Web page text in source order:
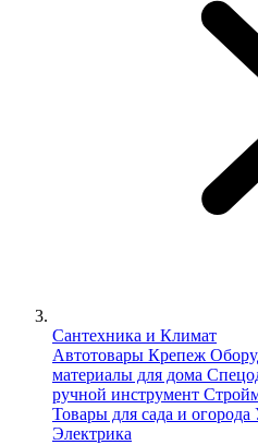
Сантехника и Климат
Автотовары Крепеж
материалы для дома
ручной инструмент
Товары для сада и огорода
Электрика